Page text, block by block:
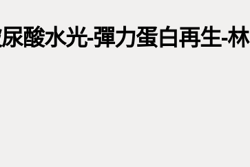
酸水光-彈力蛋白再生-林